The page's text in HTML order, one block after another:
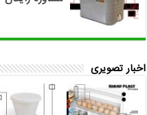
اخبار تصویری